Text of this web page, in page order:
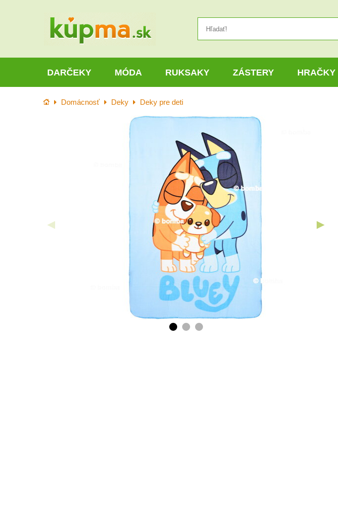
DARČEKY MÓDA RUKSAKY ZÁSTERY HRAČKY
Úvod Domácnosť Deky Deky pre deti